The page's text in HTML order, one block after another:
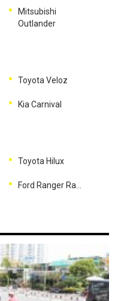
Mitsubishi
Outlander
Toyota Veloz
Kia Carnival
Toyota Hilux